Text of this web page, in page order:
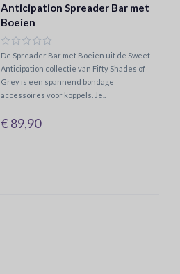
Anticipation Spreader Bar met
Boeien
De Spreader Bar met Boeien uit de Sweet
Anticipation collectie van Fifty Shades of
Grey is een spannend bondage
accessoires voor koppels. Je..
€ 89,90